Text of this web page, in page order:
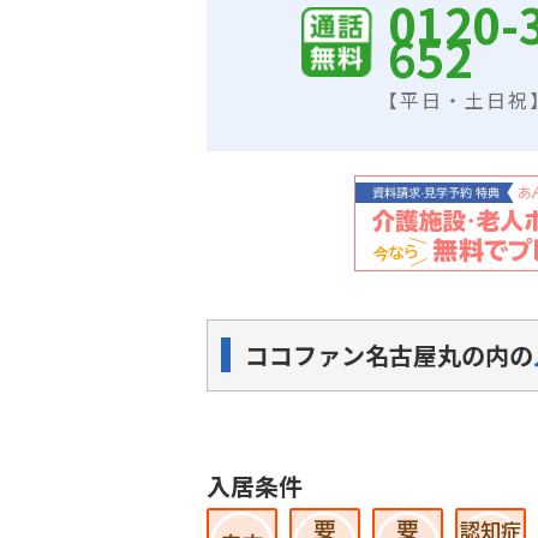
0120-
652
【平日・土日
ココファン名古屋丸の内の
入居条件